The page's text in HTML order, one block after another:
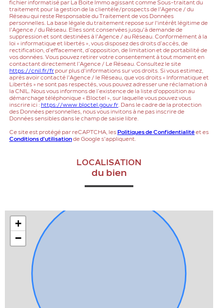
fichier informatisé par La Boite Immo agissant comme Sous-traitant du
traitement pour la gestion de la clientèle/prospects de l'Agence / du
Réseau qui reste Responsable du Traitement de vos Données
personnelles. La base légale du traitement repose sur l'intérêt légitime de
l'Agence / du Réseau. Elles sont conservées jusqu'à demande de
suppression et sont destinées à l'Agence / au Réseau. Conformément à la
loi « informatique et libertés », vous disposez des droits d’accès, de
rectification, d’effacement, d’opposition, de limitation et de portabilité de
vos données. Vous pouvez retirer votre consentement à tout moment en
contactant directement l’Agence / Le Réseau. Consultez le site
https://cnil.fr/fr pour plus d’informations sur vos droits. Si vous estimez,
après avoir contacté l'Agence / le Réseau, que vos droits « Informatique et
Libertés » ne sont pas respectés, vous pouvez adresser une réclamation à
la CNIL. Nous vous informons de l’existence de la liste d'opposition au
démarchage téléphonique « Bloctel », sur laquelle vous pouvez vous
inscrire ici : https://www.bloctel.gouv.fr. Dans le cadre de la protection
des Données personnelles, nous vous invitons à ne pas inscrire de
Données sensibles dans le champ de saisie libre.
Ce site est protégé par reCAPTCHA, les Politiques de Confidentialitéet es
Conditions d'utilisationde Google s'appliquent.
LOCALISATION
du bien
+
−